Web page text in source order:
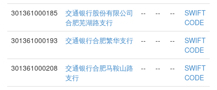
301361000185
交通银行股份有限公司
合肥芜湖路支行
-- -- --
SWIFT
CODE
301361000193
交通银行合肥繁华支行 -- -- --
SWIFT
CODE
301361000208
交通银行合肥马鞍山路
支行
-- -- --
SWIFT
CODE